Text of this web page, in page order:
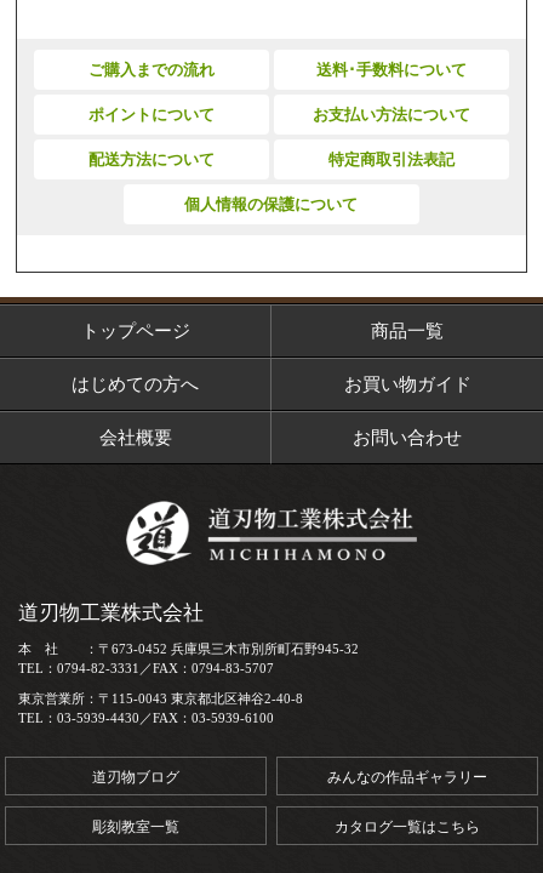
ご購入までの流れ 送料･手数料について
ポイントについて お支払い方法について
配送方法について 特定商取引法表記
個人情報の保護について
トップページ 商品一覧
はじめての方へ お買い物ガイド
会社概要 お問い合わせ
道刃物工業株式会社
本 社 ：〒673-0452 兵庫県三木市別所町石野945-32
TEL：0794-82-3331／FAX：0794-83-5707
東京営業所：〒115-0043 東京都北区神谷2-40-8
TEL：03-5939-4430／FAX：03-5939-6100
道刃物ブログ みんなの作品ギャラリー
彫刻教室一覧 カタログ一覧はこちら